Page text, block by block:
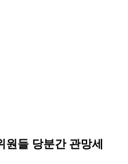
원들 당분간 관망세